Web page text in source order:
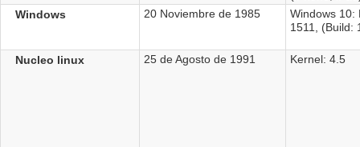
Windows
20 Noviembre de 1985
Windows 10:
1511, (Build:
Nucleo linux 25 de Agosto de 1991 Kernel: 4.5